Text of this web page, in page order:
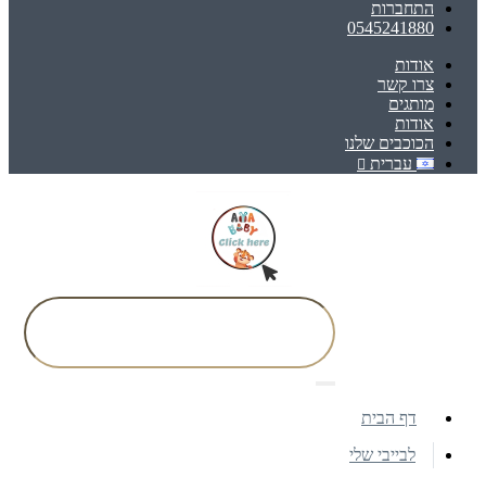
התחברות
0545241880
אודות
צרו קשר
מותגים
אודות
הכוכבים שלנו
עברית
דף הבית
לבייבי שלי